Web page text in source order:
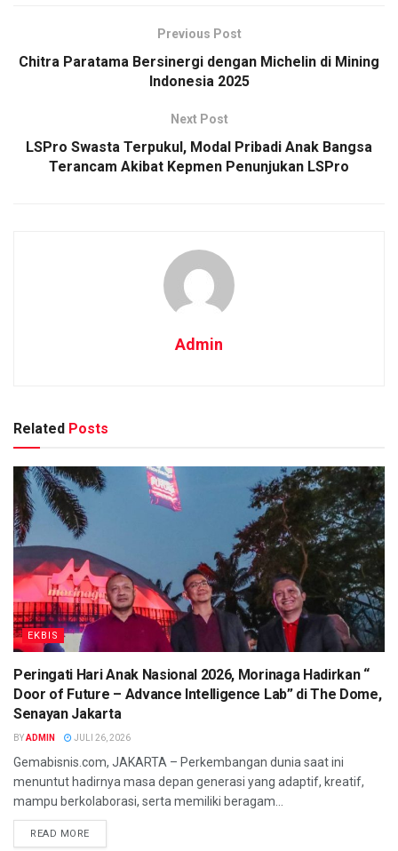
Previous Post
Chitra Paratama Bersinergi dengan Michelin di Mining
Indonesia 2025
Next Post
LSPro Swasta Terpukul, Modal Pribadi Anak Bangsa
Terancam Akibat Kepmen Penunjukan LSPro
Admin
Related Posts
EKBIS
Peringati Hari Anak Nasional 2026, Morinaga Hadirkan “
Door of Future – Advance Intelligence Lab” di The Dome,
Senayan Jakarta
BYADMIN JULI 26, 2026
Gemabisnis.com, JAKARTA – Perkembangan dunia saat ini
menuntut hadirnya masa depan generasi yang adaptif, kreatif,
mampu berkolaborasi, serta memiliki beragam...
READ MORE